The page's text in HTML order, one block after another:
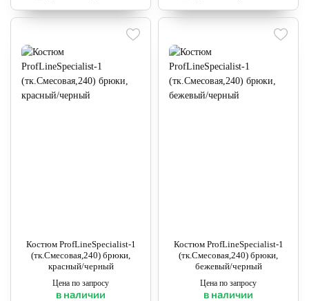
Костюм ProfLineSpecialist-1
(тк.Смесовая,240) брюки,
красный/черный
Цена по запросу
в наличии
Костюм ProfLineSpecialist-1
(тк.Смесовая,240) брюки,
бежевый/черный
Цена по запросу
в наличии